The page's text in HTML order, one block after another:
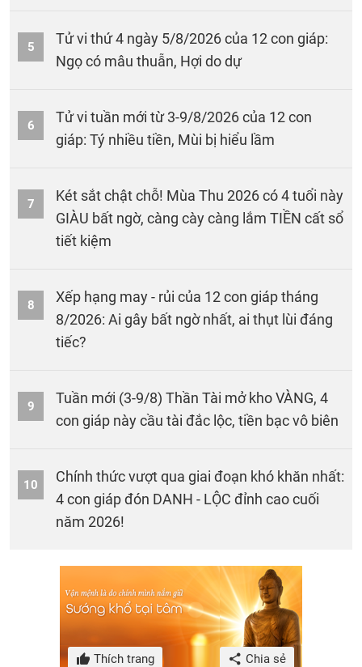
5
Tử vi thứ 4 ngày 5/8/2026 của 12 con giáp:
Ngọ có mâu thuẫn, Hợi do dự
6
Tử vi tuần mới từ 3-9/8/2026 của 12 con
giáp: Tý nhiều tiền, Mùi bị hiểu lầm
7
Két sắt chật chỗ! Mùa Thu 2026 có 4 tuổi này
GIÀU bất ngờ, càng cày càng lắm TIỀN cất sổ
tiết kiệm
8
Xếp hạng may - rủi của 12 con giáp tháng
8/2026: Ai gây bất ngờ nhất, ai thụt lùi đáng
tiếc?
9
Tuần mới (3-9/8) Thần Tài mở kho VÀNG, 4
con giáp này cầu tài đắc lộc, tiền bạc vô biên
10
Chính thức vượt qua giai đoạn khó khăn nhất:
4 con giáp đón DANH - LỘC đỉnh cao cuối
năm 2026!
Thích trang Chia sẻ